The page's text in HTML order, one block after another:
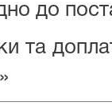
до
та